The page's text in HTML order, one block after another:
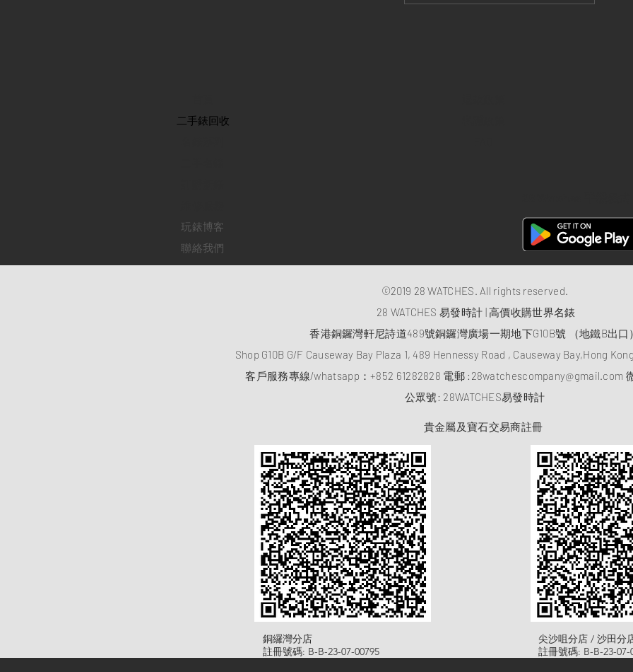
​二手錶回收
玩錶博客
聯絡我們
©2019 28 WATCHES. All rights reserved.
28 WATCHES 易發時計 | 高價收購世界名錶
香港銅鑼灣軒尼詩道489號銅鑼灣廣場一期地下G10B號 （地鐵B出口）
Shop G10B G/F Causeway Bay Plaza 1, 489 Hennessy Road , Causeway Bay,Hong Kong
客戶服務專線/whatsapp：+852 61282828 電郵 : 28watchescompany@gmail.com
​公眾號: 28WATCHES易發時計
貴金屬及寶石交易商註冊
​銅纙灣分店
註冊號碼: B-B-23-07-00795
尖沙咀分店 / 沙田分
註冊號碼: B-B-23-07-